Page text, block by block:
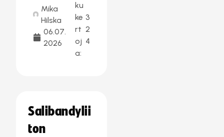
Mika
Hilska
06.07.
2026
ku
ke
rt
oj
a:
3
2
4
Salibandylii
ton